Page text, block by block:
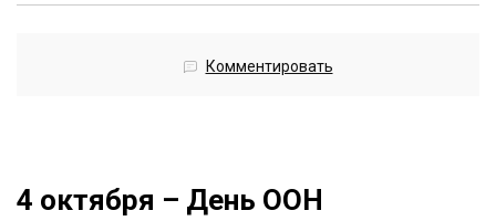
Комментировать
4 октября – День ООН